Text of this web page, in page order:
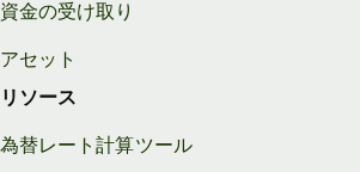
資金の受け取り
アセット
リソース
為替レート計算ツール